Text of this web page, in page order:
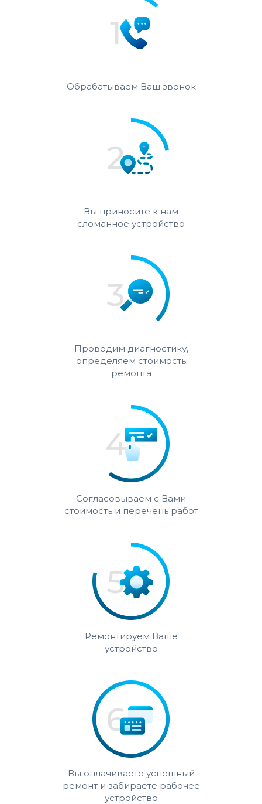
Обрабатываем Ваш звонок
Вы приносите к нам
сломанное устройство
Проводим диагностику,
определяем стоимость
ремонта
Согласовываем с Вами
стоимость и перечень работ
Ремонтируем Ваше
устройство
Вы оплачиваете успешный
ремонт и забираете рабочее
устройство